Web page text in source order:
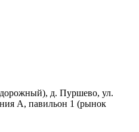
д. Пуршево, ул.
А, павильон 1 (рынок